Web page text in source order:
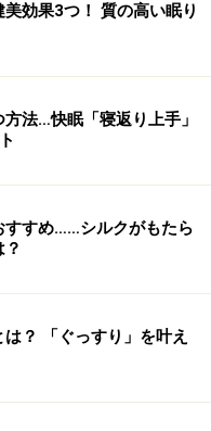
効果3つ！ 質の高い眠り
法…快眠「寝返り上手」
すすめ……シルクがもたら
？ 「ぐっすり」を叶え